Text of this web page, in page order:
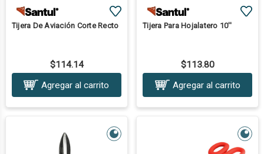
Tijera De Aviación Corte Recto
$114.14
Agregar al carrito
Tijera Para Hojalatero 10''
$113.80
Agregar al carrito